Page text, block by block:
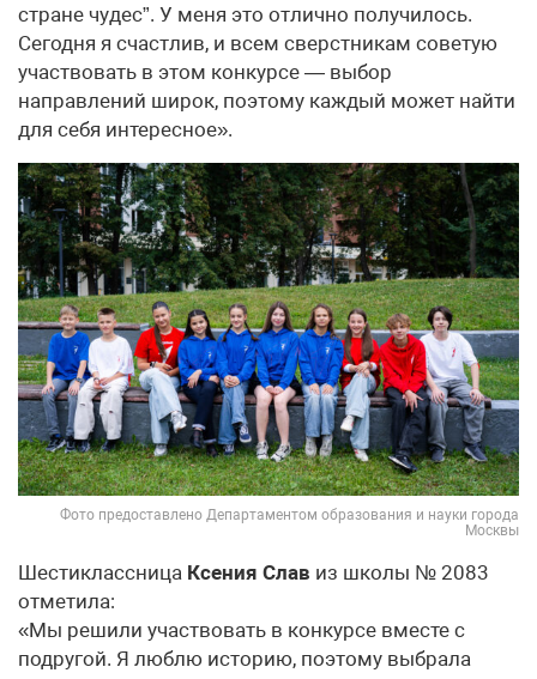
стране чудес”. У меня это отлично получилось.
Сегодня я счастлив, и всем сверстникам советую
участвовать в этом конкурсе — выбор
направлений широк, поэтому каждый может найти
для себя интересное».
Фото предоставлено Департаментом образования и науки города
Москвы
Шестиклассница Ксения Слав из школы № 2083
отметила:
«Мы решили участвовать в конкурсе вместе с
подругой. Я люблю историю, поэтому выбрала